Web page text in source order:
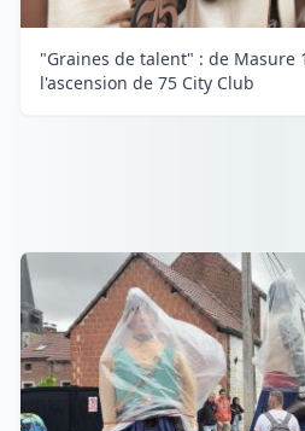
"Graines de talent" : de Masure
l'ascension de 75 City Club